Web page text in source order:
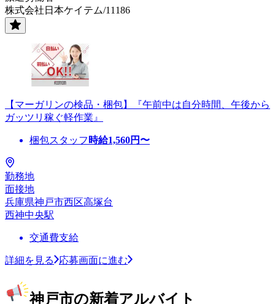
株式会社日本ケイテム/11186
【マーガリンの検品・梱包】『午前中は自分時間、午後から
ガッツリ稼ぐ軽作業』
梱包スタッフ 時給1,560円〜
勤務地
面接地
兵庫県神戸市西区高塚台
西神中央駅
交通費支給
詳細を見る 応募画面に進む
神戸市の新着アルバイト